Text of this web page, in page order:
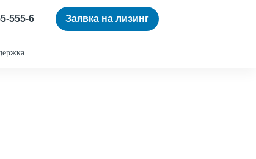
555-6 Заявка на лизинг